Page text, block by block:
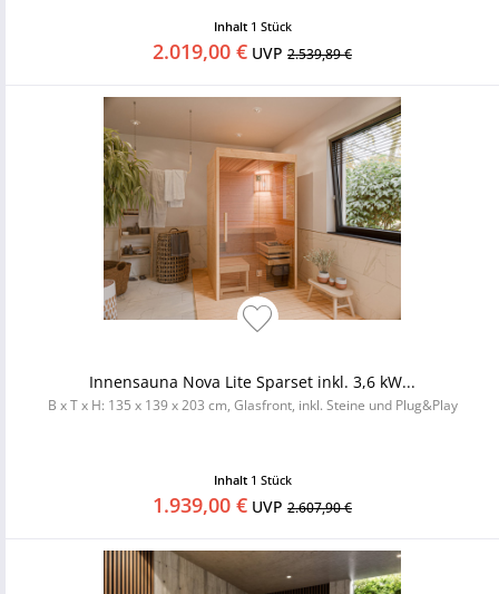
Inhalt 1 Stück
2.019,00 € UVP 2.539,89 €
Innensauna Nova Lite Sparset inkl. 3,6 kW...
B x T x H: 135 x 139 x 203 cm, Glasfront, inkl. Steine und Plug&Play
Inhalt 1 Stück
1.939,00 € UVP 2.607,90 €